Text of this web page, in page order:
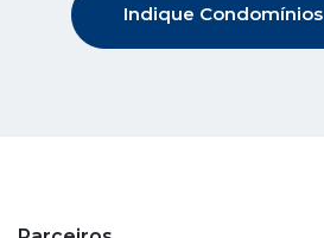
Indique Condomínios